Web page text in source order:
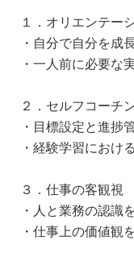
１．オリエンテー
・自分で自分を成
・一人前に必要な
２．セルフコーチ
・目標設定と進捗
・経験学習におけ
３．仕事の客観視
・人と業務の認識
・仕事上の価値観